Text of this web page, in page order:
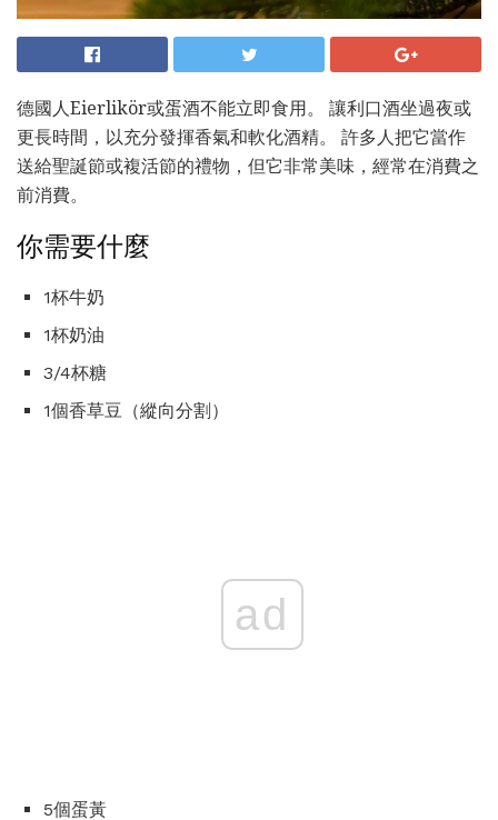
德國人Eierlikör或蛋酒不能立即食用。 讓利口酒坐過夜或
更長時間，以充分發揮香氣和軟化酒精。 許多人把它當作
送給聖誕節或複活節的禮物，但它非常美味，經常在消費之
前消費。
你需要什麼
1杯牛奶
1杯奶油
3/4杯糖
1個香草豆（縱向分割）
ad
5個蛋黃